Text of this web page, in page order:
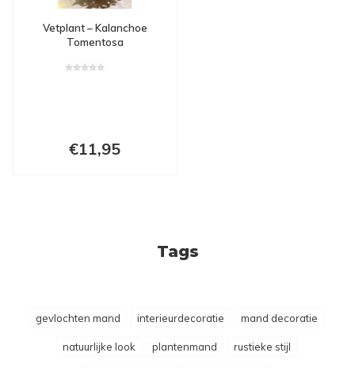
Vetplant – Kalanchoe
Tomentosa
€11,95
Tags
gevlochten mand interieurdecoratie mand decoratie
natuurlijke look plantenmand rustieke stijl